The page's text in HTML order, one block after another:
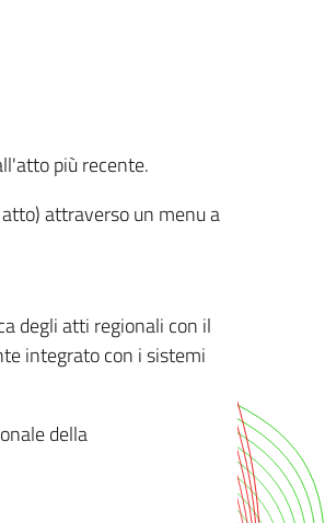
più recente.
attraverso un menu a
degli atti regionali con il
integrato con i sistemi
della